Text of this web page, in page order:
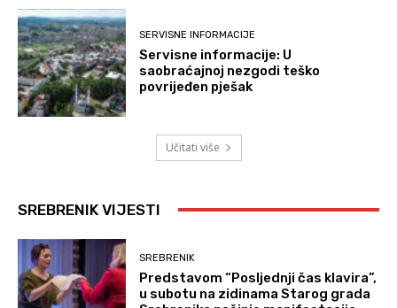
SERVISNE INFORMACIJE
Servisne informacije: U
saobraćajnoj nezgodi teško
povrijeđen pješak
Učitati više
SREBRENIK VIJESTI
SREBRENIK
Predstavom “Posljednji čas klavira”,
u subotu na zidinama Starog grada